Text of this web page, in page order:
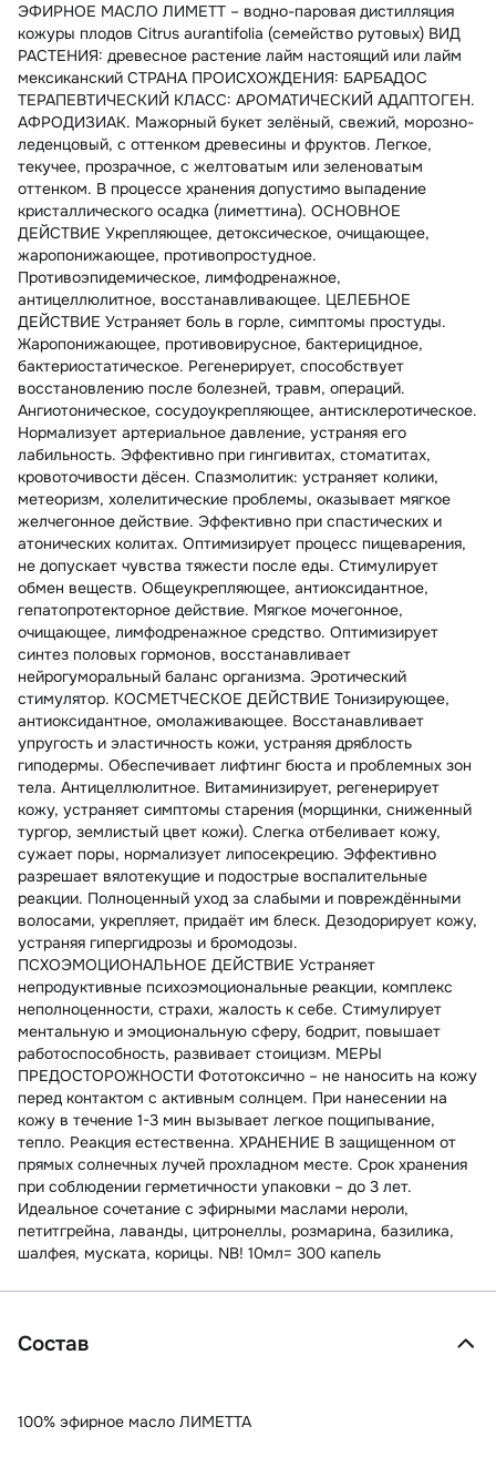
ЭФИРНОЕ МАСЛО ЛИМЕТТ – водно-паровая дистилляция
кожуры плодов Citrus aurantifolia (семейство рутовых) ВИД
РАСТЕНИЯ: древесное растение лайм настоящий или лайм
мексиканский СТРАНА ПРОИСХОЖДЕНИЯ: БАРБАДОС
ТЕРАПЕВТИЧЕСКИЙ КЛАСС: АРОМАТИЧЕСКИЙ АДАПТОГЕН.
АФРОДИЗИАК. Мажорный букет зелёный, свежий, морозно-
леденцовый, с оттенком древесины и фруктов. Легкое,
текучее, прозрачное, с желтоватым или зеленоватым
оттенком. В процессе хранения допустимо выпадение
кристаллического осадка (лиметтина). ОСНОВНОЕ
ДЕЙСТВИЕ Укрепляющее, детоксическое, очищающее,
жаропонижающее, противопростудное.
Противоэпидемическое, лимфодренажное,
антицеллюлитное, восстанавливающее. ЦЕЛЕБНОЕ
ДЕЙСТВИЕ Устраняет боль в горле, симптомы простуды.
Жаропонижающее, противовирусное, бактерицидное,
бактериостатическое. Регенерирует, способствует
восстановлению после болезней, травм, операций.
Ангиотоническое, сосудоукрепляющее, антисклеротическое.
Нормализует артериальное давление, устраняя его
лабильность. Эффективно при гингивитах, стоматитах,
кровоточивости дёсен. Спазмолитик: устраняет колики,
метеоризм, холелитические проблемы, оказывает мягкое
желчегонное действие. Эффективно при спастических и
атонических колитах. Оптимизирует процесс пищеварения,
не допускает чувства тяжести после еды. Стимулирует
обмен веществ. Общеукрепляющее, антиоксидантное,
гепатопротекторное действие. Мягкое мочегонное,
очищающее, лимфодренажное средство. Оптимизирует
синтез половых гормонов, восстанавливает
нейрогуморальный баланс организма. Эротический
стимулятор. КОСМЕТЧЕСКОЕ ДЕЙСТВИЕ Тонизирующее,
антиоксидантное, омолаживающее. Восстанавливает
упругость и эластичность кожи, устраняя дряблость
гиподермы. Обеспечивает лифтинг бюста и проблемных зон
тела. Антицеллюлитное. Витаминизирует, регенерирует
кожу, устраняет симптомы старения (морщинки, сниженный
тургор, землистый цвет кожи). Слегка отбеливает кожу,
сужает поры, нормализует липосекрецию. Эффективно
разрешает вялотекущие и подострые воспалительные
реакции. Полноценный уход за слабыми и повреждёнными
волосами, укрепляет, придаёт им блеск. Дезодорирует кожу,
устраняя гипергидрозы и бромодозы.
ПСХОЭМОЦИОНАЛЬНОЕ ДЕЙСТВИЕ Устраняет
непродуктивные психоэмоциональные реакции, комплекс
неполноценности, страхи, жалость к себе. Стимулирует
ментальную и эмоциональную сферу, бодрит, повышает
работоспособность, развивает стоицизм. МЕРЫ
ПРЕДОСТОРОЖНОСТИ Фототоксично – не наносить на кожу
перед контактом с активным солнцем. При нанесении на
кожу в течение 1-3 мин вызывает легкое пощипывание,
тепло. Реакция естественна. ХРАНЕНИЕ В защищенном от
прямых солнечных лучей прохладном месте. Срок хранения
при соблюдении герметичности упаковки – до 3 лет.
Идеальное сочетание с эфирными маслами нероли,
петитгрейна, лаванды, цитронеллы, розмарина, базилика,
шалфея, муската, корицы. NB! 10мл= 300 капель
Состав
100% эфирное масло ЛИМЕТТА